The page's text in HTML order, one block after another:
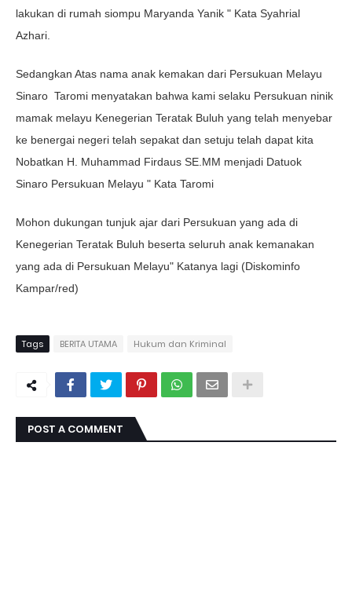
lakukan di rumah siompu Maryanda Yanik " Kata Syahrial
Azhari.
Sedangkan Atas nama anak kemakan dari Persukuan Melayu
Sinaro Taromi menyatakan bahwa kami selaku Persukuan ninik
mamak melayu Kenegerian Teratak Buluh yang telah menyebar
ke benergai negeri telah sepakat dan setuju telah dapat kita
Nobatkan H. Muhammad Firdaus SE.MM menjadi Datuok
Sinaro Persukuan Melayu " Kata Taromi
Mohon dukungan tunjuk ajar dari Persukuan yang ada di
Kenegerian Teratak Buluh beserta seluruh anak kemanakan
yang ada di Persukuan Melayu" Katanya lagi (Diskominfo
Kampar/red)
Tags BERITA UTAMA Hukum dan Kriminal
POST A COMMENT